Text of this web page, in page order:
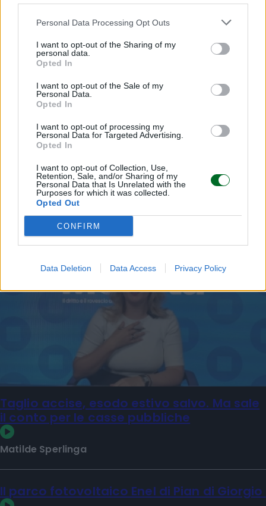
Personal Data Processing Opt Outs
I want to opt-out of the Sharing of my
personal data.
Opted In
I want to opt-out of the Sale of my
Personal Data.
Opted In
I want to opt-out of processing my
Personal Data for Targeted Advertising.
Opted In
I want to opt-out of Collection, Use,
Retention, Sale, and/or Sharing of my
Personal Data that Is Unrelated with the
Purposes for which it was collected.
Opted Out
CONFIRM
Data Deletion Data Access Privacy Policy
IMPRESA E MANAGEMENT
Parchi e Toy Story fan ricca Disney. In
arrivo canali in streaming gratis
Emanuela Meucci
INVESTIMENTI E MERCATI
Musk piange, Huang ride. Ecco perché
Nvidia vola dopo conti SpaceX
Titta Ferraro
Sfoglia Moneta
MULTIMEDIA
Taglio accise, esodo estivo salvo. Ma sale
il conto per le casse pubbliche
Matilde Sperlinga
Il parco fotovoltaico Enel di Pian di Giorgio